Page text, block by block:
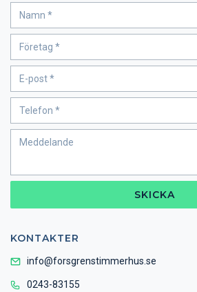
SKICKA
KONTAKTER
info@forsgrenstimmerhus.se
0243-83155